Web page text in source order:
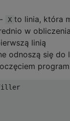
- X to linia, która
w
linią
odnoszą się do